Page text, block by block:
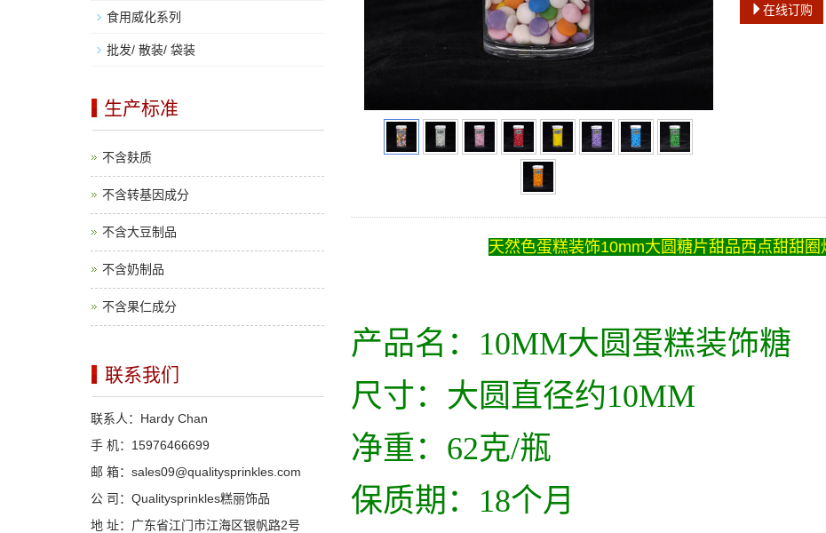
在线订购
天然色蛋糕装饰10mm大圆糖片甜品西点甜甜
产品名：10MM大圆蛋糕装饰糖
尺寸：大圆直径约10MM
净重：62克/瓶
保质期：18个月
食用威化系列
批发/ 散装/ 袋装
生产标准
不含麸质
不含转基因成分
不含大豆制品
不含奶制品
不含果仁成分
联系我们
联系人：Hardy Chan
手 机：15976466699
邮 箱：sales09@qualitysprinkles.com
公 司：Qualitysprinkles糕丽饰品
地 址：广东省江门市江海区银帆路2号